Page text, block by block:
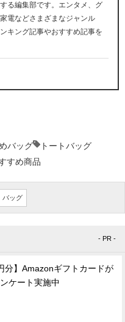
る編集部です。エンタメ、グ
電などさまざまなジャンル
キング記事やおすすめ記事を
バッグ
トートバッグ
すめ商品
バッグ
- PR -
分】Amazonギフトカードが
ケート実施中